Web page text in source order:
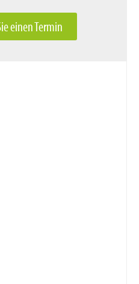
einen Termin